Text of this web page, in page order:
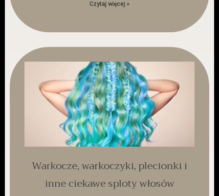
Czytaj więcej »
Warkocze, warkoczyki, plecionki i
inne ciekawe sploty włosów